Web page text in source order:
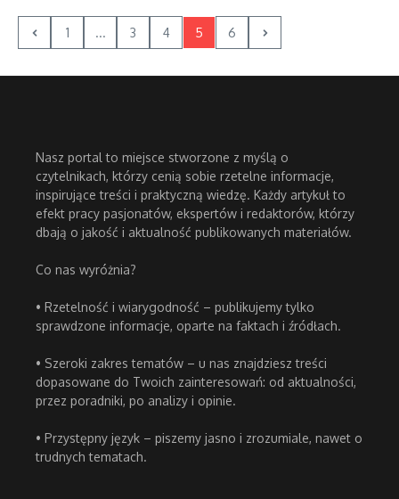
1 ... 3 4 5 6
Nasz portal to miejsce stworzone z myślą o
czytelnikach, którzy cenią sobie rzetelne informacje,
inspirujące treści i praktyczną wiedzę. Każdy artykuł to
efekt pracy pasjonatów, ekspertów i redaktorów, którzy
dbają o jakość i aktualność publikowanych materiałów.
Co nas wyróżnia?
• Rzetelność i wiarygodność – publikujemy tylko
sprawdzone informacje, oparte na faktach i źródłach.
• Szeroki zakres tematów – u nas znajdziesz treści
dopasowane do Twoich zainteresowań: od aktualności,
przez poradniki, po analizy i opinie.
• Przystępny język – piszemy jasno i zrozumiale, nawet o
trudnych tematach.